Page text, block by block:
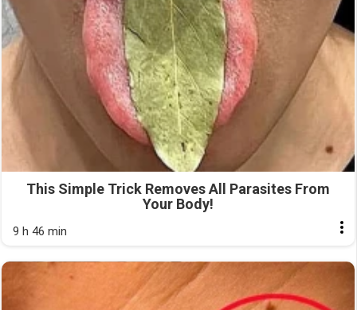
This Simple Trick Removes All Parasites From
Your Body!
9 h 46 min